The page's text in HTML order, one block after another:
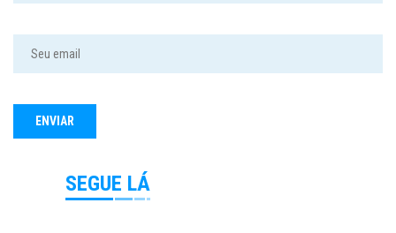
SEGUE LÁ